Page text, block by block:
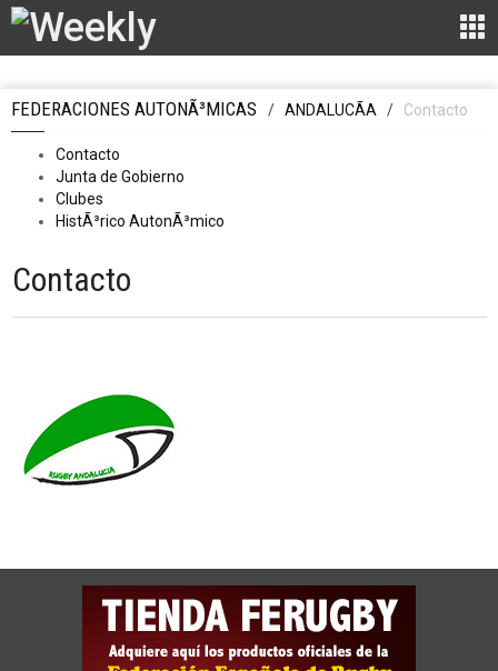
FEDERACIONES AUTONÃ³MICAS / ANDALUCÃ­A / Contacto
Contacto
Junta de Gobierno
Clubes
HistÃ³rico AutonÃ³mico
Contacto